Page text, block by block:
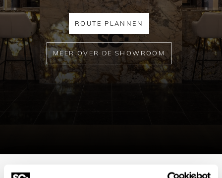
ROUTE PLANNEN
MEER OVER DE SHOWROOM